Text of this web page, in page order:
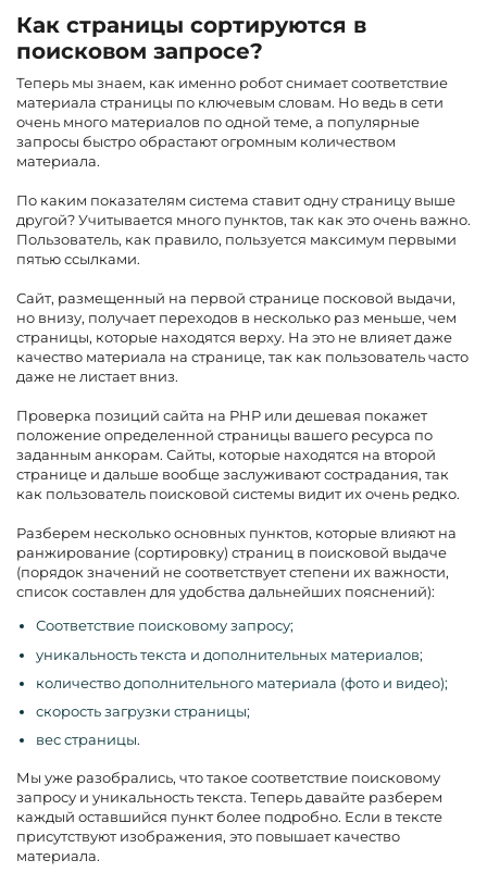
Как страницы сортируются в
поисковом запросе?
Теперь мы знаем, как именно робот снимает соответствие
материала страницы по ключевым словам. Но ведь в сети
очень много материалов по одной теме, а популярные
запросы быстро обрастают огромным количеством
материала.
По каким показателям система ставит одну страницу выше
другой? Учитывается много пунктов, так как это очень важно.
Пользователь, как правило, пользуется максимум первыми
пятью ссылками.
Сайт, размещенный на первой странице посковой выдачи,
но внизу, получает переходов в несколько раз меньше, чем
страницы, которые находятся верху. На это не влияет даже
качество материала на странице, так как пользователь часто
даже не листает вниз.
Проверка позиций сайта на PHP или дешевая покажет
положение определенной страницы вашего ресурса по
заданным анкорам. Сайты, которые находятся на второй
странице и дальше вообще заслуживают сострадания, так
как пользователь поисковой системы видит их очень редко.
Разберем несколько основных пунктов, которые влияют на
ранжирование (сортировку) страниц в поисковой выдаче
(порядок значений не соответствует степени их важности,
список составлен для удобства дальнейших пояснений):
Соответствие поисковому запросу;
уникальность текста и дополнительных материалов;
количество дополнительного материала (фото и видео);
скорость загрузки страницы;
вес страницы.
Мы уже разобрались, что такое соответствие поисковому
запросу и уникальность текста. Теперь давайте разберем
каждый оставшийся пункт более подробно. Если в тексте
присутствуют изображения, это повышает качество
материала.